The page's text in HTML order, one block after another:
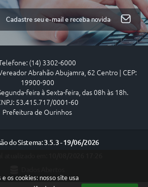
os cookies: nosso site usa
(14) 3302-6000
Abrahão Abujamra, 62 Centro | CEP:
19900-900
feira à Sexta-feira, das 08h às 18h.
53.415.717/0001-60
Prefeitura de Ourinhos
do Sistema:3.5.3 - 19/06/2026